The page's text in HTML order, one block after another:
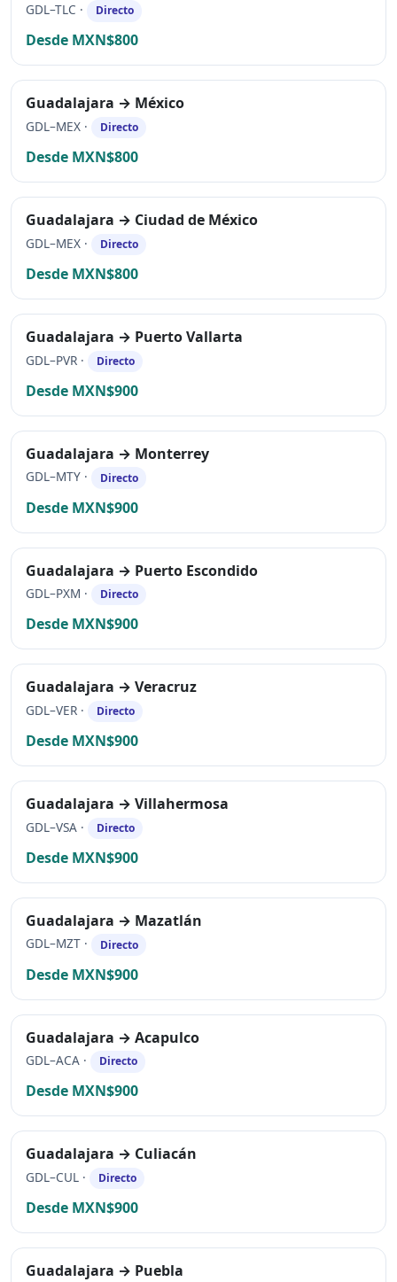
GDL–TLC · Directo
Desde MXN$800
Guadalajara → México
GDL–MEX · Directo
Desde MXN$800
Guadalajara → Ciudad de México
GDL–MEX · Directo
Desde MXN$800
Guadalajara → Puerto Vallarta
GDL–PVR · Directo
Desde MXN$900
Guadalajara → Monterrey
GDL–MTY · Directo
Desde MXN$900
Guadalajara → Puerto Escondido
GDL–PXM · Directo
Desde MXN$900
Guadalajara → Veracruz
GDL–VER · Directo
Desde MXN$900
Guadalajara → Villahermosa
GDL–VSA · Directo
Desde MXN$900
Guadalajara → Mazatlán
GDL–MZT · Directo
Desde MXN$900
Guadalajara → Acapulco
GDL–ACA · Directo
Desde MXN$900
Guadalajara → Culiacán
GDL–CUL · Directo
Desde MXN$900
Guadalajara → Puebla